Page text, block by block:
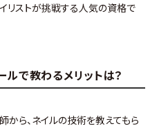
リストが挑戦する人気の資格で
で教わるメリットは？
から、ネイルの技術を教えてもら